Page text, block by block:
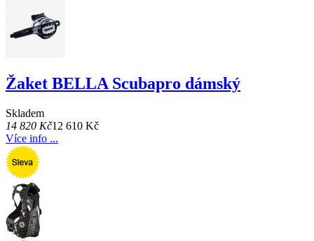
Žaket BELLA Scubapro dámský
Skladem
14 820 Kč12 610 Kč
Více info ...